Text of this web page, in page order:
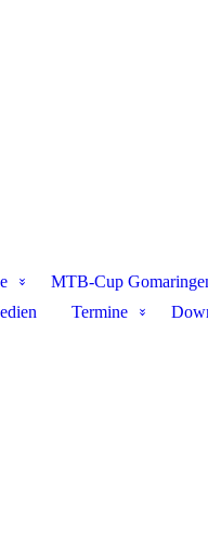
MTB-Cup
Termine